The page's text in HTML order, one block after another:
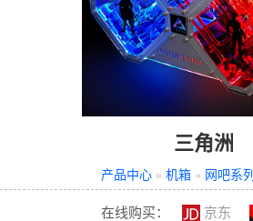
三角洲
产品中心» 机箱» 网吧系列
在线购买： 京东